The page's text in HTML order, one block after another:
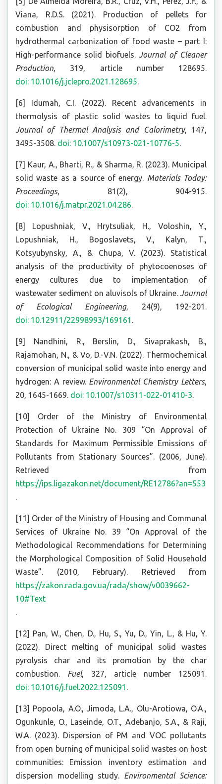
Viana, R.D.S. (2021). Production of pellets for
combustion and physisorption of CO2 from
hydrothermal carbonization of food waste – part I:
High-performance solid biofuels.Journal of Cleaner
Production, 319, article number 128695.
doi: 10.1016/j.jclepro.2021.128695.
[6] Idumah, C.I. (2022). Recent advancements in
thermolysis of plastic solid wastes to liquid fuel.
Journal of Thermal Analysis and Calorimetry, 147,
3495-3508. doi: 10.1007/s10973-021-10776-5.
[7] Kaur, A., Bharti, R., & Sharma, R. (2023). Municipal
solid waste as a source of energy. Materials Today:
Proceedings, 81(2), 904-915.
doi: 10.1016/j.matpr.2021.04.286.
[8] Lopushniak, V., Hrytsuliak, H., Voloshin, Y.,
Lopushniak, Н., Bogoslavets, V., Kalyn, T.,
Kotsyubynsky, A., & Chupa, V. (2023). Statistical
analysis of the productivity of phytocoenoses of
energy cultures due to implementation of
wastewater sediment on aluvisols of Ukraine. Journal
of Ecological Engineering, 24(9), 192-201.
doi: 10.12911/22998993/169161 .
[9] Nandhini, R., Berslin, D., Sivaprakash, B.,
Rajamohan, N., & Vo, D.-V.N. (2022). Thermochemical
conversion of municipal solid waste into energy and
hydrogen: A review. Environmental Chemistry Letters,
20, 1645-1669. doi: 10.1007/s10311-022-01410-3.
[10] Order of the Ministry of Environmental
Protection of Ukraine No. 309 “On Approval of
Standards for Maximum Permissible Emissions of
Pollutants from Stationary Sources”. (2006, June).
Retrieved from
https://ips.ligazakon.net/document/RE12786?an=553
.
[11] Order of the Ministry of Housing and Communal
Services of Ukraine No. 39 “On Approval of the
Methodological Recommendations for Determining
the Morphological Composition of Solid Household
Waste”. (2010, February). Retrieved from
https://zakon.rada.gov.ua/rada/show/v0039662-
10#Text
.
[12] Pan, W., Chen, D., Hu, S., Yu, D., Yin, L., & Hu, Y.
(2022). Direct melting of municipal solid wastes
pyrolysis char and its promotion by the char
combustion. Fuel, 327, article number 125091.
doi: 10.1016/j.fuel.2022.125091 .
[13] Popoola, A.O., Jimoda, L.A., Olu-Arotiowa, O.A.,
Ogunkunle, O., Laseinde, O.T., Adebanjo, S.A., & Raji,
W.A. (2023). Dispersion of PM and VOC pollutants
from open burning of municipal solid wastes on host
communities: Emission inventory estimation and
dispersion modelling study. Environmental Science: